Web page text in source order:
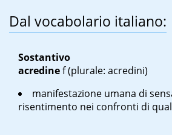
Dal vocabolario italiano:
Sostantivo
acredinef(plurale: acredini)
manifestazione umana di
risentimento nei confronti di